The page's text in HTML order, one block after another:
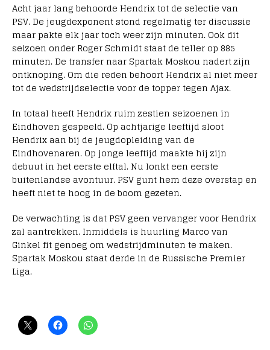
Acht jaar lang behoorde Hendrix tot de selectie van
PSV. De jeugdexponent stond regelmatig ter discussie
maar pakte elk jaar toch weer zijn minuten. Ook dit
seizoen onder Roger Schmidt staat de teller op 885
minuten. De transfer naar Spartak Moskou nadert zijn
ontknoping. Om die reden behoort Hendrix al niet meer
tot de wedstrijdselectie voor de topper tegen Ajax.
In totaal heeft Hendrix ruim zestien seizoenen in
Eindhoven gespeeld. Op achtjarige leeftijd sloot
Hendrix aan bij de jeugdopleiding van de
Eindhovenaren. Op jonge leeftijd maakte hij zijn
debuut in het eerste elftal. Nu lonkt een eerste
buitenlandse avontuur. PSV gunt hem deze overstap en
heeft niet te hoog in de boom gezeten.
De verwachting is dat PSV geen vervanger voor Hendrix
zal aantrekken. Inmiddels is huurling Marco van
Ginkel fit genoeg om wedstrijdminuten te maken.
Spartak Moskou staat derde in de Russische Premier
Liga.